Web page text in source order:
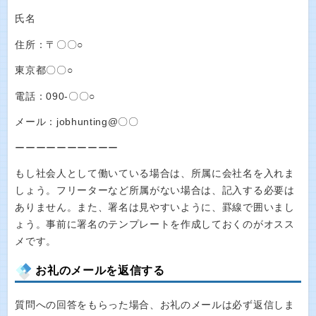
氏名
住所：〒〇〇○
東京都〇〇○
電話：090-〇〇○
メール：jobhunting@〇〇
ーーーーーーーーーー
もし社会人として働いている場合は、所属に会社名を入れま
しょう。フリーターなど所属がない場合は、記入する必要は
ありません。また、署名は見やすいように、罫線で囲いまし
ょう。事前に署名のテンプレートを作成しておくのがオスス
メです。
お礼のメールを返信する
質問への回答をもらった場合、お礼のメールは必ず返信しま